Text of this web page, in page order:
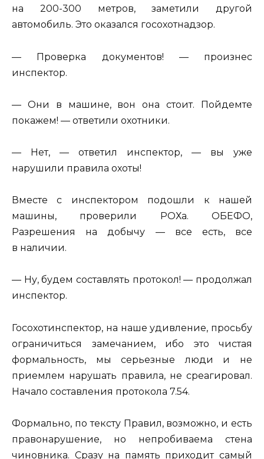
на 200-300 метров, заметили другой
автомобиль. Это оказался госохотнадзор.
— Проверка документов! — произнес
инспектор.
— Они в машине, вон она стоит. Пойдемте
покажем! — ответили охотники.
— Нет, — ответил инспектор, — вы уже
нарушили правила охоты!
Вместе с инспектором подошли к нашей
машины, проверили РОХа. ОБЕФО,
Разрешения на добычу — все есть, все
в наличии.
— Ну, будем составлять протокол! — продолжал
инспектор.
Госохотинспектор, на наше удивление, просьбу
ограничиться замечанием, ибо это чистая
формальность, мы серьезные люди и не
приемлем нарушать правила, не среагировал.
Начало составления протокола 7.54.
Формально, по тексту Правил, возможно, и есть
правонарушение, но непробиваема стена
чиновника. Сразу на память приходит самый